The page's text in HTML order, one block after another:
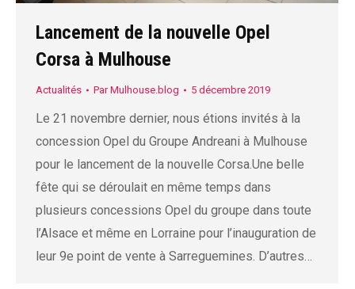
Lancement de la nouvelle Opel
Corsa à Mulhouse
Actualités ParMulhouse.blog 5 décembre 2019
Le 21 novembre dernier, nous étions invités à la
concession Opel du Groupe Andreani à Mulhouse
pour le lancement de la nouvelle Corsa.Une belle
fête qui se déroulait en même temps dans
plusieurs concessions Opel du groupe dans toute
l’Alsace et même en Lorraine pour l’inauguration de
leur 9e point de vente à Sarreguemines. D’autres…